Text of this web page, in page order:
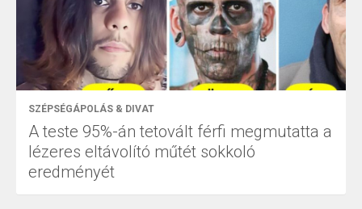
SZÉPSÉGÁPOLÁS & DIVAT
A teste 95%-án tetovált férfi megmutatta a
lézeres eltávolító műtét sokkoló
eredményét